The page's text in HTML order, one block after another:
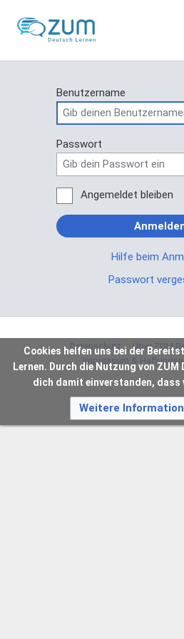
Benutzername
Passwort
Angemeldet bleiben
Hilfe beim
Passwort
Datenschutz
Über ZUM
Impressum &
Cookies helfen uns bei der
Lernen. Durch die Nutzung von
dich damit einverstanden, dass
Weitere